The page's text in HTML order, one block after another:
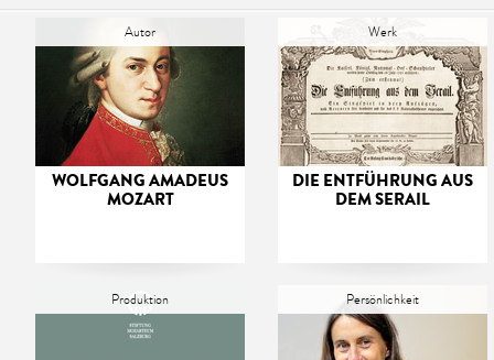
Autor
WOLFGANG AMADEUS
MOZART
Werk
DIE ENTFÜHRUNG AUS
DEM SERAIL
Produktion Persönlichkeit